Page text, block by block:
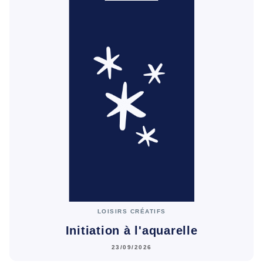
LOISIRS CRÉATIFS
Initiation à l'aquarelle
23/09/2026